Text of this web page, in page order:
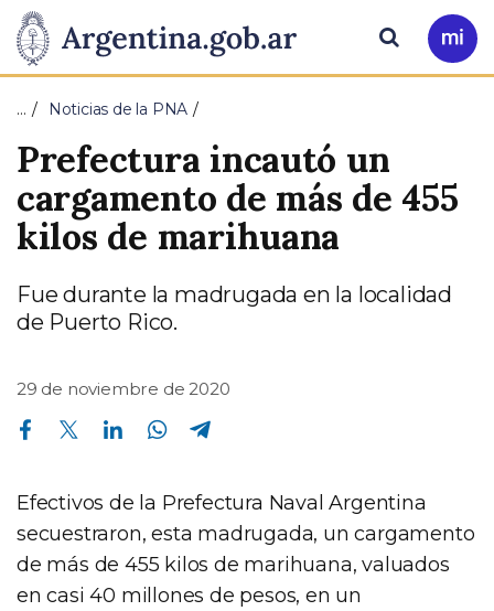
Presidencia
de
la
Nación
Pasar al contenido principal
Ir
a
Buscar
… Noticias de la PNA
Prefectura incautó un
cargamento de más de 455
kilos de marihuana
Fue durante la madrugada en la localidad
de Puerto Rico.
29 de noviembre de 2020
Compartir en Facebook Compartir en Twitter Compartir en Linkedin Compartir en Whatsapp
Efectivos de la Prefectura Naval Argentina
secuestraron, esta madrugada, un cargamento
de más de 455 kilos de marihuana, valuados
en casi 40 millones de pesos, en un